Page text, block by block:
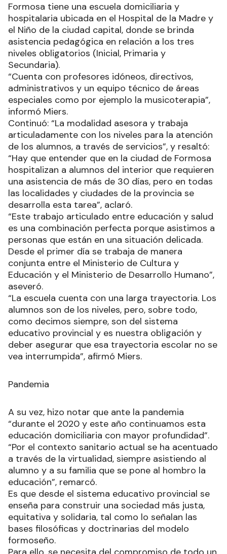
Formosa tiene una escuela domiciliaria y
hospitalaria ubicada en el Hospital de la Madre y
el Niño de la ciudad capital, donde se brinda
asistencia pedagógica en relación a los tres
niveles obligatorios (Inicial, Primaria y
Secundaria).
“Cuenta con profesores idóneos, directivos,
administrativos y un equipo técnico de áreas
especiales como por ejemplo la musicoterapia”,
informó Miers.
Continuó: “La modalidad asesora y trabaja
articuladamente con los niveles para la atención
de los alumnos, a través de servicios”, y resaltó:
“Hay que entender que en la ciudad de Formosa
hospitalizan a alumnos del interior que requieren
una asistencia de más de 30 días, pero en todas
las localidades y ciudades de la provincia se
desarrolla esta tarea”, aclaró.
“Este trabajo articulado entre educación y salud
es una combinación perfecta porque asistimos a
personas que están en una situación delicada.
Desde el primer día se trabaja de manera
conjunta entre el Ministerio de Cultura y
Educación y el Ministerio de Desarrollo Humano”,
aseveró.
“La escuela cuenta con una larga trayectoria. Los
alumnos son de los niveles, pero, sobre todo,
como decimos siempre, son del sistema
educativo provincial y es nuestra obligación y
deber asegurar que esa trayectoria escolar no se
vea interrumpida”, afirmó Miers.
Pandemia
A su vez, hizo notar que ante la pandemia
“durante el 2020 y este año continuamos esta
educación domiciliaria con mayor profundidad”.
“Por el contexto sanitario actual se ha acentuado
a través de la virtualidad, siempre asistiendo al
alumno y a su familia que se pone al hombro la
educación”, remarcó.
Es que desde el sistema educativo provincial se
enseña para construir una sociedad más justa,
equitativa y solidaria, tal como lo señalan las
bases filosóficas y doctrinarias del modelo
formoseño.